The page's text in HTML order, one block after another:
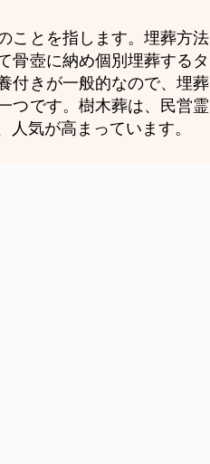
ことを指します。埋葬方法
骨壺に納め個別埋葬するタ
付きが一般的なので、埋葬
つです。樹木葬は、民営霊
気が高まっています。